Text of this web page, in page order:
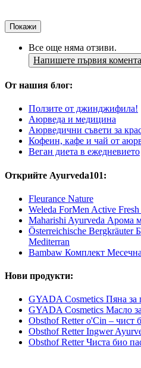
Покажи
Все още няма отзиви.
Напишете първия
От нашия блог:
Ползите от джинджифила!
Аюрведа и медицина
Аюрведични съвети за
Кофеин, кафе и чай от
Веган диета в ежедневието
Открийте Ayurveda101:
Fleurance Nature
Weleda ForMen Active
Maharishi Ayurveda Арома
Österreichische Bergkräuter
Mediterran
Bambaw Комплект
Нови продукти:
GYADA Cosmetics Пяна за
GYADA Cosmetics Масло
Obsthof Retter o'Cin – чист
Obsthof Retter Ingwer
Obsthof Retter Чиста био